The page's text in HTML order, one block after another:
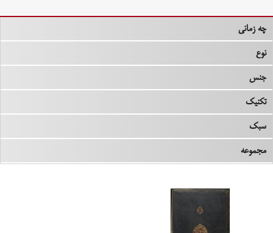
چه زمانی
نوع
جنس
تکنیک
سبک
مجموعه